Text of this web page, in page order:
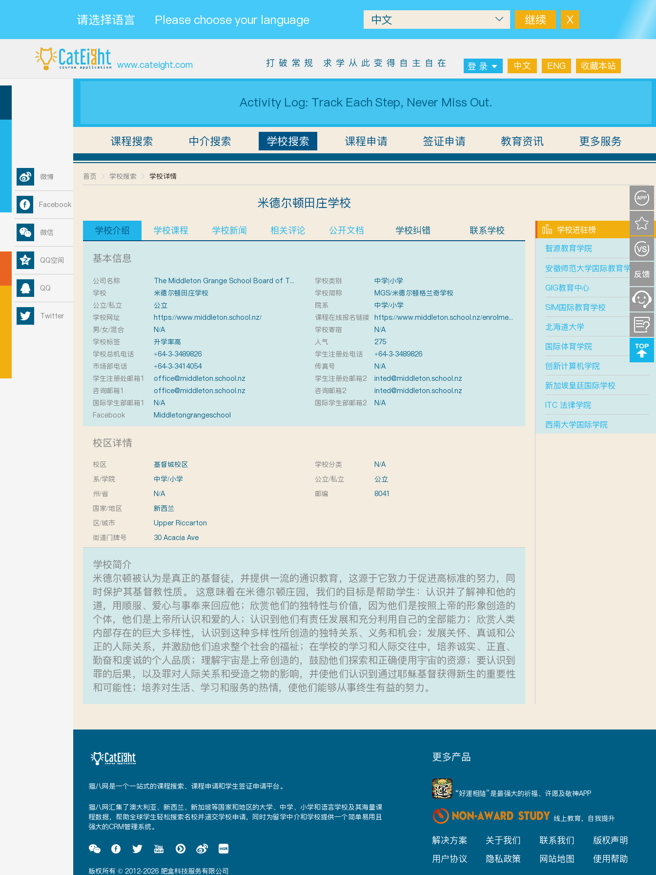
请选择语言 Please choose your language 继续 X
www.cateight.com 打破常规 求学从此变得自主自在 登 录 中文 ENG 收藏本站
Activity Log: Track Each Step, Never Miss Out.
课程搜索 中介搜索 学校搜索 课程申请 签证申请 教育资讯 更多服务
微博
Facebook
微信
QQ空间
QQ
Twitter
首页 学校搜索 学校详情
米德尔顿田庄学校
学校介绍 学校课程 学校新闻 相关评论 公开文档
基本信息
公司名称 The Middleton Grange School Board of Trustees 学校类别
中学|小学
学校
米德尔顿田庄学校 学校简称
MGS/米德尔顿格兰奇学校
公立/私立
公立 院系
中学/小学
学校网址
https://www.middleton.school.nz/ 课程在线报名链接
https://www.middleton.school.nz/enrolment-information/
男/女/混合
N/A 学校寄宿
N/A
学校标签
升学率高 人气
275
学校总机电话
+64-3-3489826 学生注册处电话
+64-3-3489826
市场部电话
+64-3-3414054 传真号
N/A
学生注册处邮箱1
office@middleton.school.nz 学生注册处邮箱2
inted@middleton.school.nz
咨询邮箱1
office@middleton.school.nz 咨询邮箱2
inted@middleton.school.nz
国际学生部邮箱1
N/A 国际学生部邮箱2
N/A
Facebook
Middletongrangeschool
校区详情
校区 基督城校区 学校分类
N/A
系/学院
中学/小学 公立/私立
公立
州/省
N/A 邮编
8041
国家/地区
新西兰
区/城市
Upper Riccarton
街道门牌号
30 Acacia Ave
学校简介
米德尔顿被认为是真正的基督徒，并提供一流的通识教育，这源于它致力于促进高标准的努力，同
时保护其基督教性质。 这意味着在米德尔顿庄园，我们的目标是帮助学生：认识并了解神和他的
道，用顺服、爱心与事奉来回应他；欣赏他们的独特性与价值，因为他们是按照上帝的形象创造的
个体，他们是上帝所认识和爱的人；认识到他们有责任发展和充分利用自己的全部能力；欣赏人类
内部存在的巨大多样性，认识到这种多样性所创造的独特关系、义务和机会；发展关怀、真诚和公
正的人际关系，并激励他们追求整个社会的福祉；在学校的学习和人际交往中，培养诚实、正直、
勤奋和虔诚的个人品质；理解宇宙是上帝创造的，鼓励他们探索和正确使用宇宙的资源；要认识到
罪的后果，以及罪对人际关系和受造之物的影响，并使他们认识到通过耶稣基督获得新生的重要性
和可能性；培养对生活、学习和服务的热情，使他们能够从事终生有益的努力。
学校纠错 联系学校
纽
学校进驻榜
智源教育学院
安徽师范大学国际教育学院
GIG教育中心
SIM国际教育学校
北海道大学
国际体育学院
创新计算机学院
新加坡皇廷国际学校
ITC 法律学院
西南大学国际学院
猫八网是一个一站式的课程搜索、课程申请和学生签证申请平台。
猫八网汇集了澳大利亚、新西兰、新加坡等国家和地区的大学、中学、小学和语言学校及其海量课
程数据，帮助全球学生轻松搜索名校并递交学校申请，同时为留学中介和学校提供一个简单易用且
强大的CRM管理系统。
版权所有 © 2012-2026 肥盒科技服务有限公司
更多产品
“好運相隨”是最强大的祈福、许愿及敬神APP
线上教育，自我提升
解决方案 关于我们 联系我们
版权声明
用户协议
隐私政策 网站地图 使用帮助